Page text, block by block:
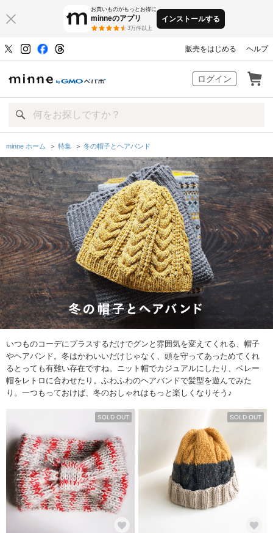
お買いものがもっとお得に
minneのアプリ
3万件以上
インストールする
販売をはじめる ヘルプ
ログイン
minne ホーム ＞ 特集 ＞ 冬の帽子とヘアバンド
いつものコーデにプラスするだけでグンと雰囲気を変えてくれる、帽子
やヘアバンド。冬はかわいいだけじゃなく、頭を守ってあっためてくれ
るとっても有難い存在ですね。ニット帽でカジュアルにしたり、ベレー
帽をレトロに合わせたり。ふわふわのヘアバンドで髪型を遊んでみた
り。一つもっておけば、冬のおしゃれはもっと楽しくなりそう♪
SOLD OUT SOLD OUT